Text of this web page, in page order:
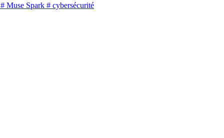
Muse Spark # cybersécurité